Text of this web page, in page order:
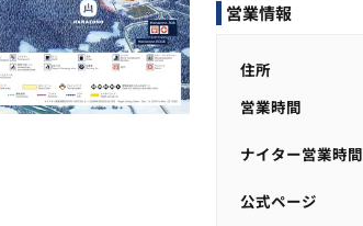
営業情報
住所
営業時間
ナイター営業時間
公式ページ